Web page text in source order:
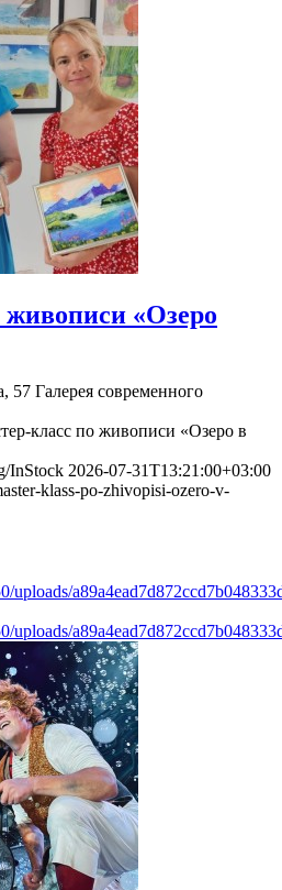
«Озеро
57 Галерея современного
класс по живописи «Озеро в
InStock 2026-07-31T13:21:00+03:00
klass-po-zhivopisi-ozero-v-
uploads/
uploads/